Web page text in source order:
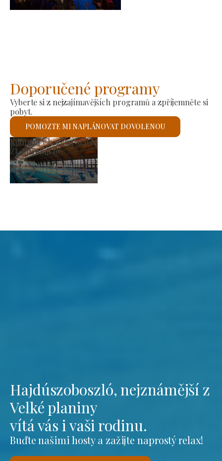
2026-08-23
Doporučené programy
Vyberte si z nejzajímavějších programů a zpříjemněte si
pobyt.
POMOZTE MI NAPLÁNOVAT DOVOLENOU
trh
to
Hajdúszoboszló, nejznámější z
Velké planiny
vítá vás i vaši rodinu.
Buďte našimi hosty a zažijte naprostý relax!